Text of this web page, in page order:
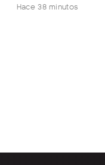
Hace 38 minutos